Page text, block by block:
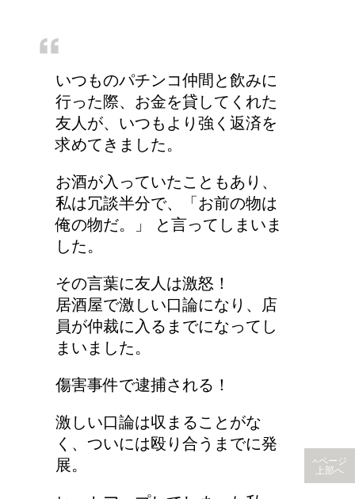
エビ水槽の掃除の仕方
！
どっちが正しいの?!夜間
走行で車のライトは上向
き？下向き？
いつものパチンコ仲間と飲みに
行った際、お金を貸してくれた
友人が、いつもより強く返済を
求めてきました。
お酒が入っていたこともあり、
私は冗談半分で、「お前の物は
俺の物だ。」 と言ってしまいま
した。
その言葉に友人は激怒！
居酒屋で激しい口論になり、店
員が仲裁に入るまでになってし
まいました。
傷害事件で逮捕される！
激しい口論は収まることがな
く、ついには殴り合うまでに発
展。
ページ
上部へ